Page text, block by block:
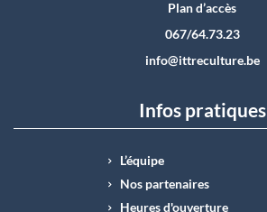
Plan d’accès
067/64.73.23
info@ittreculture.be
Infos pratiques
L’équipe
Nos partenaires
Heures d'ouverture